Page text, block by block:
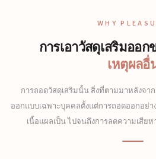
WHY
การเอาวัสดุเสริมออ
เหตุผลอื่
การถอดวัสดุเสริมนั้น สิ่งที่ตามมาหลังจ
ออกแบบเฉพาะบุคคลตั้งแต่การถอดออกอย่
เนื้อแผลเป็น ไปจนถึงการลดความเสีย